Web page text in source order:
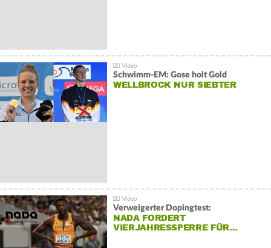
Schwimm-EM: Gose holt Gold
WELLBROCK NUR SIEBTER
Verweigerter Dopingtest:
NADA FORDERT
VIERJAHRESSPERRE FÜR…